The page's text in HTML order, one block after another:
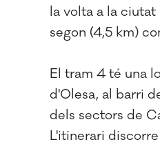
la volta a la
segon (4,5 km)
El tram 4 té una
d'Olesa, al barri
dels sectors de
L'itinerari